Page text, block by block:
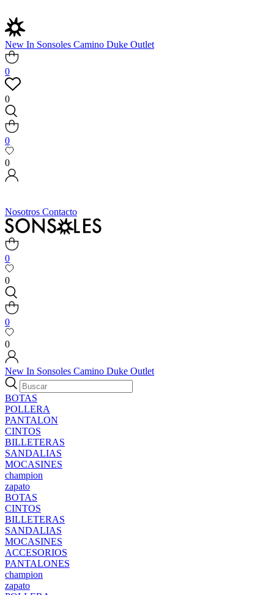
New In Sonsoles Camino Duke Outlet
0
0
0
0
Nosotros Contacto
0
0
0
0
New In Sonsoles Camino Duke Outlet
BOTAS
POLLERA
PANTALON
CINTOS
BILLETERAS
SANDALIAS
MOCASINES
champion
zapato
BOTAS
CINTOS
BILLETERAS
SANDALIAS
MOCASINES
ACCESORIOS
PANTALONES
champion
zapato